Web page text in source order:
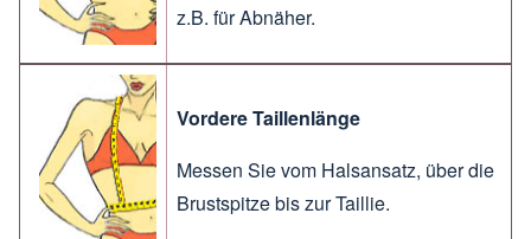
z.B. für Abnäher.
Vordere Taillenlänge
Messen Sie vom Halsansatz, über die
Brustspitze bis zur Taillie.